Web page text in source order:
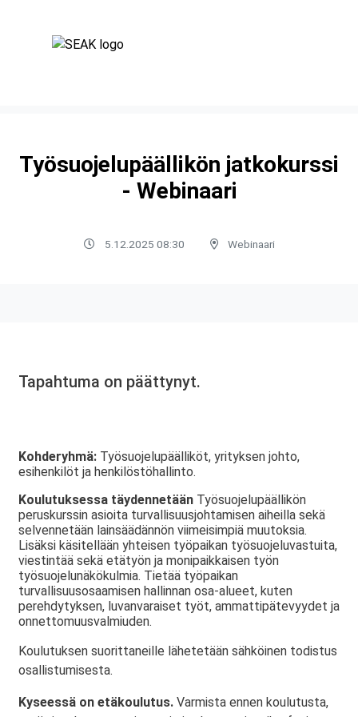
Työsuojelupäällikön jatkokurssi
- Webinaari
5.12.2025 08:30 Webinaari
Tapahtuma on päättynyt.
Kohderyhmä: Työsuojelupäälliköt, yrityksen johto,
esihenkilöt ja henkilöstöhallinto.
Koulutuksessa täydennetään Työsuojelupäällikön
peruskurssin asioita turvallisuusjohtamisen aiheilla sekä
selvennetään lainsäädännön viimeisimpiä muutoksia.
Lisäksi käsitellään yhteisen työpaikan työsuojeluvastuita,
viestintää sekä etätyön ja monipaikkaisen työn
työsuojelunäkökulmia. Tietää työpaikan
turvallisuusosaamisen hallinnan osa-alueet, kuten
perehdytyksen, luvanvaraiset työt, ammattipätevyydet ja
onnettomuusvalmiuden.
Koulutuksen suorittaneille lähetetään sähköinen todistus
osallistumisesta.
Kyseessä on etäkoulutus. Varmista ennen koulutusta,